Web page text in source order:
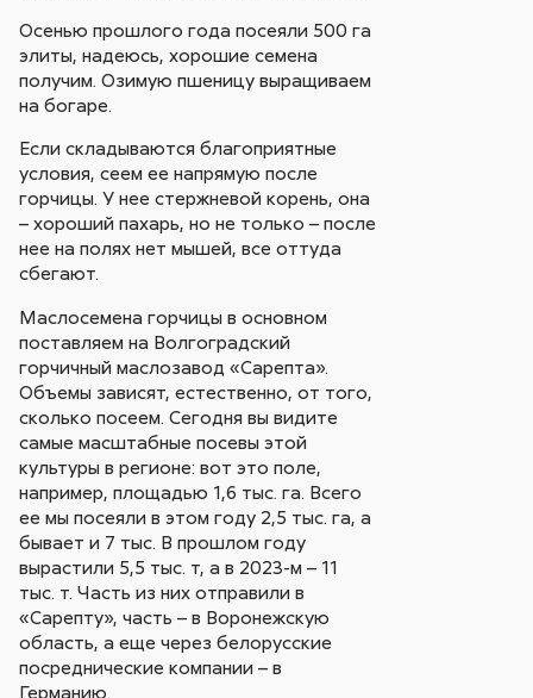
Осенью прошлого года посеяли 500 га
элиты, надеюсь, хорошие семена
получим. Озимую пшеницу выращиваем
на богаре.
Если складываются благоприятные
условия, сеем ее напрямую после
горчицы. У нее стержневой корень, она
– хороший пахарь, но не только – после
нее на полях нет мышей, все оттуда
сбегают.
Маслосемена горчицы в основном
поставляем на Волгоградский
горчичный маслозавод «Сарепта».
Объемы зависят, естественно, от того,
сколько посеем. Сегодня вы видите
самые масштабные посевы этой
культуры в регионе: вот это поле,
например, площадью 1,6 тыс. га. Всего
ее мы посеяли в этом году 2,5 тыс. га, а
бывает и 7 тыс. В прошлом году
вырастили 5,5 тыс. т, а в 2023-м – 11
тыс. т. Часть из них отправили в
«Сарепту», часть – в Воронежскую
область, а еще через белорусские
посреднические компании – в
Германию.